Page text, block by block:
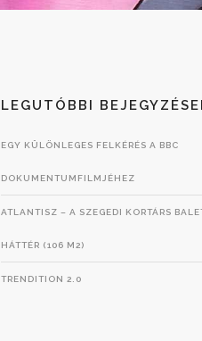
LEGUTÓBBI
EGY KÜLÖNLEGES FELKÉRÉS A BBC
DOKUMENTUMFILMJÉHEZ
ATLANTISZ – A SZEGEDI KORTÁRS
HÁTTÉR (106 M2)
TRENDITION 2.0